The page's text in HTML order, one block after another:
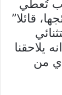
تُعطي
قائلا”
انه يلاحقنا
من